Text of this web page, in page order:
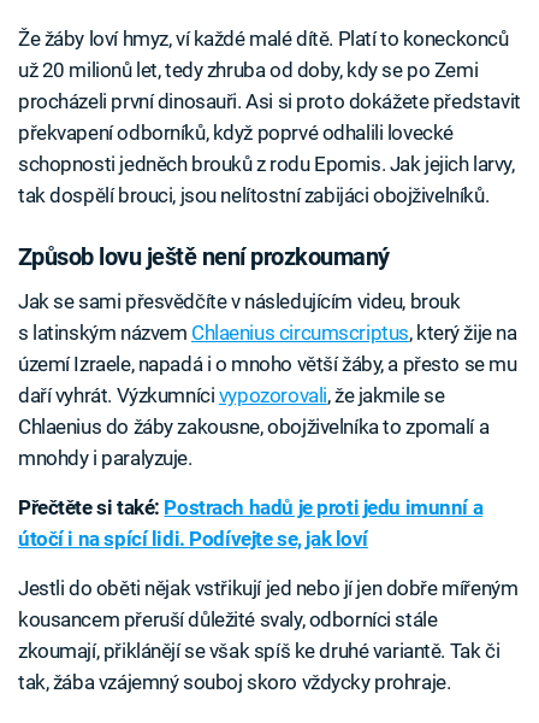
Že žáby loví hmyz, ví každé malé dítě. Platí to koneckonců
už 20 milionů let, tedy zhruba od doby, kdy se po Zemi
procházeli první dinosauři. Asi si proto dokážete představit
překvapení odborníků, když poprvé odhalili lovecké
schopnosti jedněch brouků z rodu Epomis. Jak jejich larvy,
tak dospělí brouci, jsou nelítostní zabijáci obojživelníků.
Způsob lovu ještě není prozkoumaný
Jak se sami přesvědčíte v následujícím videu, brouk
s latinským názvem Chlaenius circumscriptus, který žije na
území Izraele, napadá i o mnoho větší žáby, a přesto se mu
daří vyhrát. Výzkumníci vypozorovali, že jakmile se
Chlaenius do žáby zakousne, obojživelníka to zpomalí a
mnohdy i paralyzuje.
Přečtěte si také: Postrach hadů je proti jedu imunní a
útočí i na spící lidi. Podívejte se, jak loví
Jestli do oběti nějak vstřikují jed nebo jí jen dobře mířeným
kousancem přeruší důležité svaly, odborníci stále
zkoumají, přiklánějí se však spíš ke druhé variantě. Tak či
tak, žába vzájemný souboj skoro vždycky prohraje.